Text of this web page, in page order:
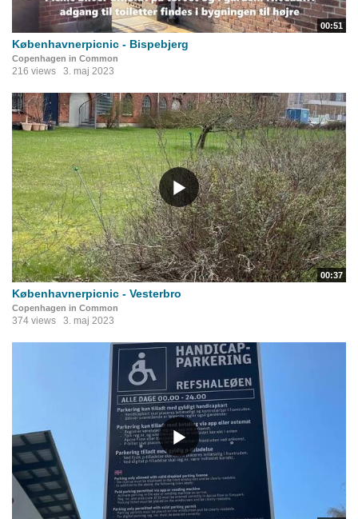
00:51
Københavnerpicnic - Bispebjerg
Copenhagen in Common
216 views 3. maj 2023
00:37
Københavnerpicnic - Vesterbro
Copenhagen in Common
374 views 3. maj 2023